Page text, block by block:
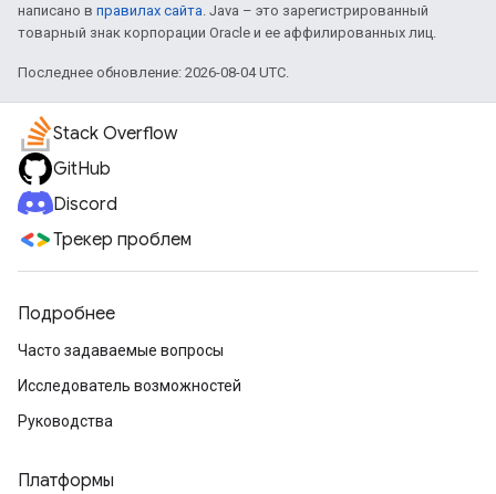
написано в правилах сайта . Java – это зарегистрированный
товарный знак корпорации Oracle и ее аффилированных лиц.
Последнее обновление: 2026-08-04 UTC.
Stack Overflow
GitHub
Discord
Трекер проблем
Подробнее
Часто задаваемые вопросы
Исследователь возможностей
Руководства
Платформы